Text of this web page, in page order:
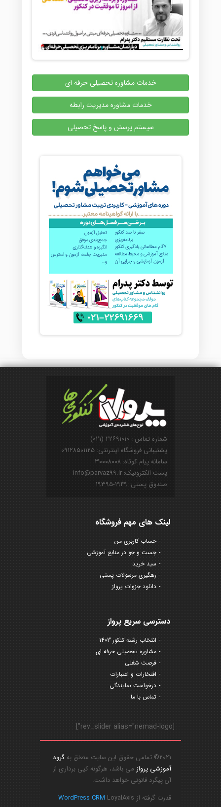
خدمات مشاوره تحصیلی حرفه ای
خدمات مشاوره مدیریت رابطه
سیستم پرسش و پاسخ تحصیلی
شماره تماس : ۲۲۶۹۱۰۱۰-(۰۲۱)
پشتیبانی فروشگاه اینترنتی: ۰۹۱۲۸۵۰۱۱۲۵
سامانه پیام کوتاه: ۳۰۰۰۸۰۰۸
پست الکترونیک: info@parvaz99.ir
صندوق پستی: ۱۹۴۹-۱۹۳۹۵
لینک های مهم فروشگاه
حساب کاربری من
جست و جو در منابع آموزشی
سبد خرید
رهگیری مرسولات پستی
دانلود جزوات پرواز
دسترسی سریع پرواز
انتخاب رشته کنکور 1403
مشاوره تحصیلی حرفه ای
فرصت شغلی
افتخارات و اعتبارات
درخواست نمایندگی
تماس با ما
[rev_slider alias="nemad-logo"]
2021© تمامی حقوق این سایت متعلق به
گروه
آموزشی پرواز می باشد، هرگونه کپی برداری از
آن پیگرد قانونی خواهد داشت.
قدرت گرفته از
WordPress CRM LoyalAxis